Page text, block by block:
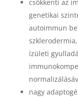
csökkenti az
genetikai
autoimmun
ízületi
nagy